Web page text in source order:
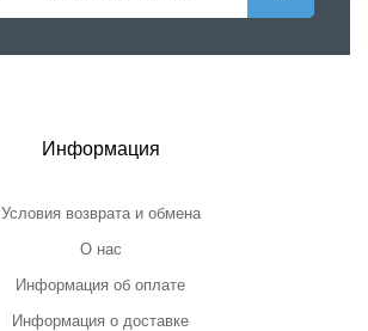
Информация
Условия возврата и обмена
О нас
Информация об оплате
Информация о доставке